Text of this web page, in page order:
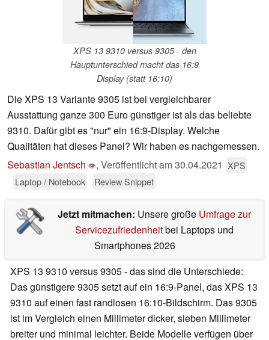
XPS 13 9310 versus 9305 - den
Hauptunterschied macht das 16:9
Display (statt 16:10)
Die XPS 13 Variante 9305 ist bei vergleichbarer
Ausstattung ganze 300 Euro günstiger ist als das beliebte
9310. Dafür gibt es "nur" ein 16:9-Display. Welche
Qualitäten hat dieses Panel? Wir haben es nachgemessen.
Sebastian Jentsch 👁, Veröffentlicht am30.04.2021 XPS
Laptop / Notebook
Review Snippet
Jetzt mitmachen: Unsere große Umfrage zur
Servicezufriedenheitbei Laptops und
Smartphones 2026
XPS 13 9310 versus 9305 - das sind die Unterschiede:
Das günstigere 9305 setzt auf ein 16:9-Panel, das XPS 13
9310 auf einen fast randlosen 16:10-Bildschirm. Das 9305
ist im Vergleich einen Millimeter dicker, sieben Millimeter
breiter und minimal leichter. Beide Modelle verfügen über